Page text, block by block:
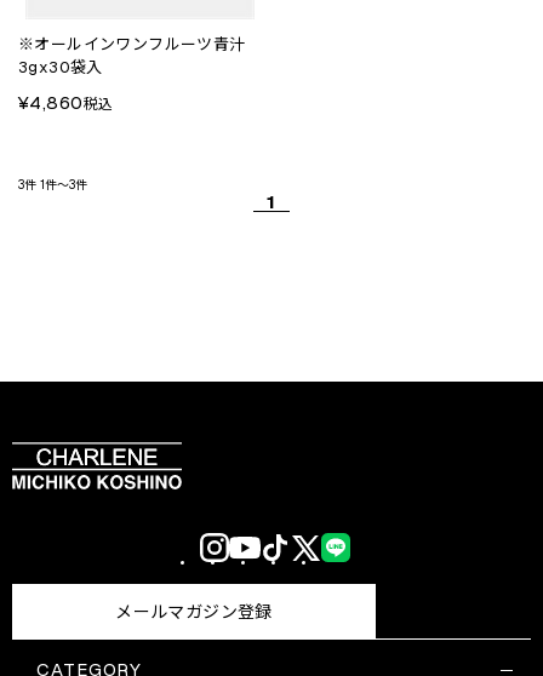
※オールインワンフルーツ青汁
3gx30袋入
¥4,860税込
3件 1件～3件
1
CATEGORY
メールマガジン登録